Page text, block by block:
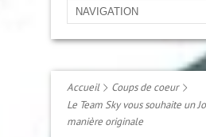
Accueil
Coups de coeur
Le Team Sky vous souhaite un
manière originale